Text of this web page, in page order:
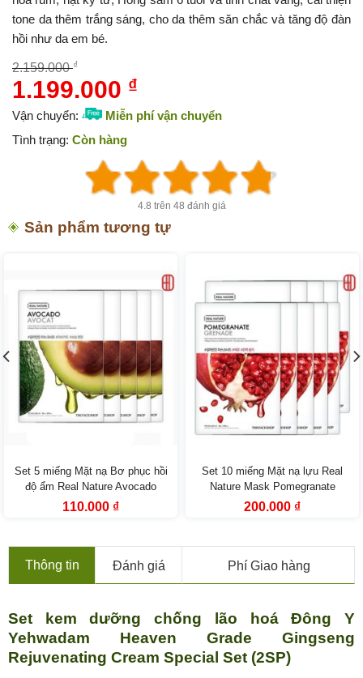
tone da thêm trắng sáng, cho da thêm săn chắc và tăng độ đàn
hồi như da em bé.
2.159.000₫
Giá
là:
2.159.000 ₫.
1.199.000 ₫
tại
1.199.000 ₫.
Vận chuyển:
Miễn phí vận chuyển
Tình trạng: Còn hàng
4.8 trên 48 đánh giá
Sản phẩm tương tự
Set 5 miếng Mặt nạ Bơ phục hồi
độ ẩm Real Nature Avocado
Face Mask The Face Shop
Giá
110.000 ₫Giá
110.000 ₫.
Set 10 miếng Mặt nạ lựu Real
Nature Mask Pomegranate
TheFaceShop
Giá
200.000 ₫Giá
200.000 ₫.
Thông tin Đánh giá Phí Giao hàng
Set kem dưỡng chống lão hoá Đông Y
Yehwadam Heaven Grade Gingseng
Rejuvenating Cream Special Set (2SP)